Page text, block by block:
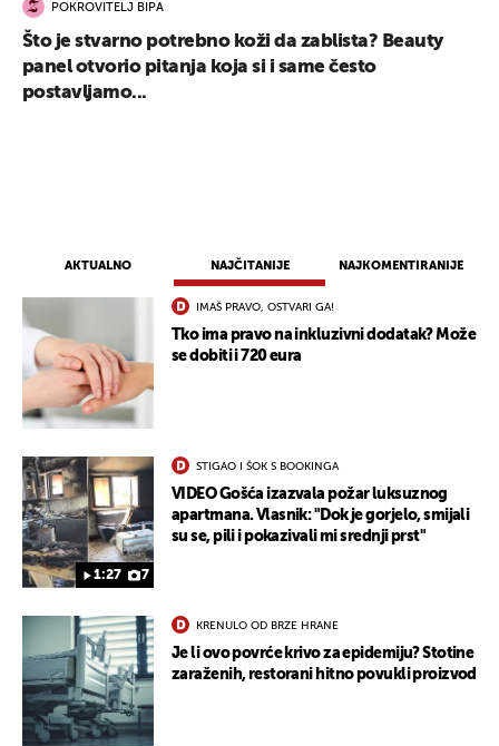
AKTUALNO NAJČITANIJE NAJKOMENTIRANIJE
IMAŠ PRAVO, OSTVARI GA!
Tko ima pravo na inkluzivni dodatak? Može
se dobiti i 720 eura
1:27 7
STIGAO I ŠOK S BOOKINGA
VIDEO Gošća izazvala požar luksuznog
apartmana. Vlasnik: "Dok je gorjelo, smijali
su se, pili i pokazivali mi srednji prst"
KRENULO OD BRZE HRANE
Je li ovo povrće krivo za epidemiju? Stotine
zaraženih, restorani hitno povukli proizvod
POKROVITELJ BIPA
Što je stvarno potrebno koži da zablista? Beauty
panel otvorio pitanja koja si i same često
postavljamo...